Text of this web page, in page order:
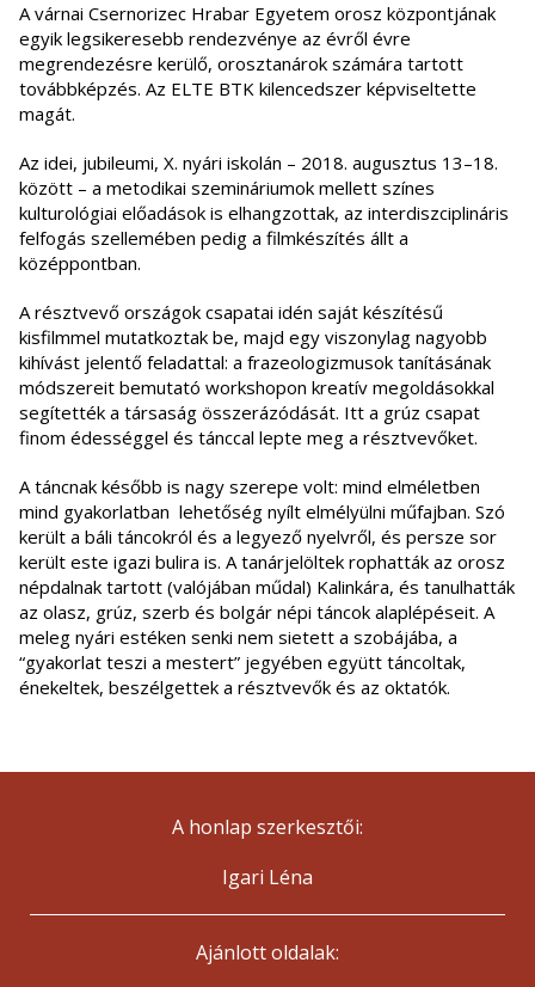
A várnai Csernorizec Hrabar Egyetem orosz központjának
egyik legsikeresebb rendezvénye az évről évre
megrendezésre kerülő, orosztanárok számára tartott
továbbképzés. Az ELTE BTK kilencedszer képviseltette
magát.
Az idei, jubileumi, X. nyári iskolán – 2018. augusztus 13–18.
között – a metodikai szemináriumok mellett színes
kulturológiai előadások is elhangzottak, az interdiszciplináris
felfogás szellemében pedig a filmkészítés állt a
középpontban.
A résztvevő országok csapatai idén saját készítésű
kisfilmmel mutatkoztak be, majd egy viszonylag nagyobb
kihívást jelentő feladattal: a frazeologizmusok tanításának
módszereit bemutató workshopon kreatív megoldásokkal
segítették a társaság összerázódását. Itt a grúz csapat
finom édességgel és tánccal lepte meg a résztvevőket.
A táncnak később is nagy szerepe volt: mind elméletben
mind gyakorlatban lehetőség nyílt elmélyülni műfajban. Szó
került a báli táncokról és a legyező nyelvről, és persze sor
került este igazi bulira is. A tanárjelöltek rophatták az orosz
népdalnak tartott (valójában műdal) Kalinkára, és tanulhatták
az olasz, grúz, szerb és bolgár népi táncok alaplépéseit. A
meleg nyári estéken senki nem sietett a szobájába, a
“gyakorlat teszi a mestert” jegyében együtt táncoltak,
énekeltek, beszélgettek a résztvevők és az oktatók.
A honlap szerkesztői:
Igari Léna
Ajánlott oldalak: